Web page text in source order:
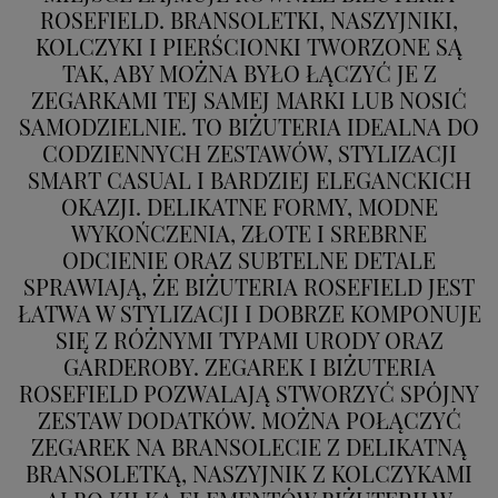
Przysługuje Ci prawo dostępu do swoich danych oraz
otrzymania ich kopii, prawo do sprostowania
(poprawiania) swoich danych, prawo do usunięcia
danych (jeżeli Twoim zdaniem nie ma podstaw do tego,
abyśmy przetwarzali Twoje dane, możesz zażądać,
abyśmy je usunęli), prawo do ograniczenia
przetwarzania danych (możesz zażądać, abyśmy
ograniczyli przetwarzanie Twoich danych osobowych
wyłącznie do ich przechowywania lub wykonywania
uzgodnionych z Tobą działań, jeżeli Twoim zdaniem
mamy nieprawidłowe dane na Twój temat lub
przetwarzamy je bezpodstawnie), prawo do wniesienia
sprzeciwu wobec przetwarzania danych, prawo do
przenoszenia danych, prawo do wniesienia skargi do
organu nadzorczego (Prezesa Urzędu Ochrony Danych
Osobowych, ul. Stawki 2, 00-193 Warszawa) oraz
prawo do cofnięcia zgody na przetwarzanie danych
osobowych (masz prawo cofnięcia zgody na
przetwarzanie danych w dowolnym momencie;
cofnięcie zgody nie ma wpływu na zgodność z prawem
przetwarzania, którego dokonano na podstawie Twojej
zgody przed jej cofnięciem). W celu wykonania swoich
praw skieruj do nas odpowiednie żądanie.
ROSEFIELD. BRANSOLETKI, NASZYJNIKI,
KOLCZYKI I PIERŚCIONKI TWORZONE SĄ
TAK, ABY MOŻNA BYŁO ŁĄCZYĆ JE Z
ZEGARKAMI TEJ SAMEJ MARKI LUB NOSIĆ
SAMODZIELNIE. TO BIŻUTERIA IDEALNA DO
CODZIENNYCH ZESTAWÓW, STYLIZACJI
SMART CASUAL I BARDZIEJ ELEGANCKICH
OKAZJI. DELIKATNE FORMY, MODNE
WYKOŃCZENIA, ZŁOTE I SREBRNE
ODCIENIE ORAZ SUBTELNE DETALE
SPRAWIAJĄ, ŻE BIŻUTERIA ROSEFIELD JEST
ŁATWA W STYLIZACJI I DOBRZE KOMPONUJE
SIĘ Z RÓŻNYMI TYPAMI URODY ORAZ
GARDEROBY. ZEGAREK I BIŻUTERIA
ROSEFIELD POZWALAJĄ STWORZYĆ SPÓJNY
ZESTAW DODATKÓW. MOŻNA POŁĄCZYĆ
ZEGAREK NA BRANSOLECIE Z DELIKATNĄ
BRANSOLETKĄ, NASZYJNIK Z KOLCZYKAMI